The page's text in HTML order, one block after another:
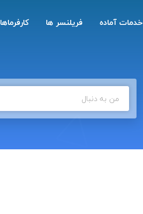
خدمات آماده فریلنسر ها کارفرماها